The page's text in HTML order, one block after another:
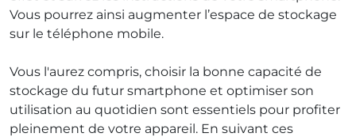
Vous pourrez ainsi augmenter l’espace de stockage
sur le téléphone mobile.
Vous l'aurez compris, choisir la bonne capacité de
stockage du futur smartphone et optimiser son
utilisation au quotidien sont essentiels pour profiter
pleinement de votre appareil. En suivant ces